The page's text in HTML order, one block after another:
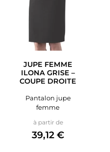
JUPE FEMME
ILONA GRISE –
COUPE DROITE
Pantalon jupe
femme
à partir dePrix
39,12 €